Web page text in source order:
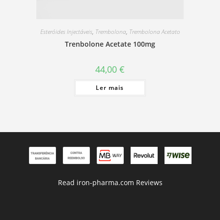
Esteróides Injectáveis, Trembolona, Trembolona Acetato
Trenbolone Acetate 100mg
44,00 €
Ler mais
Read iron-pharma.com Reviews